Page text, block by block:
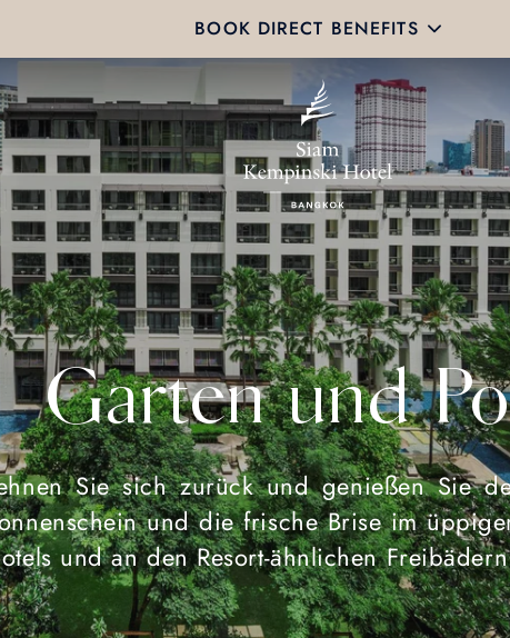
BOOK DIRECT BENEFITS
Garten und
Sie sich zurück und genießen Sie
und die frische Brise im
und an den Resort-ähnlichen